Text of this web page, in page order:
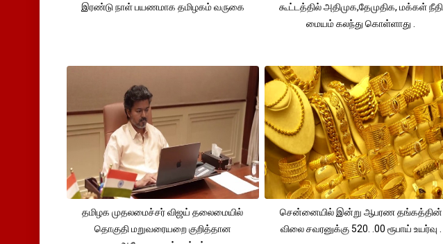
இரண்டு நாள் பயணமாக தமிழகம் வருகை
கூட்டத்தில் அதிமுக,தேமுதிக, மக்கள் நீதி
மையம் கலந்து கொள்ளாது .
தமிழக முதலமைச்சர் விஜய் தலைமையில்
தொகுதி மறுவரையறை குறித்தான
சென்னையில் இன்று ஆபரண தங்கத்தின்
விலை சவரனுக்கு 520. .00 ரூபாய் உயர்வு .